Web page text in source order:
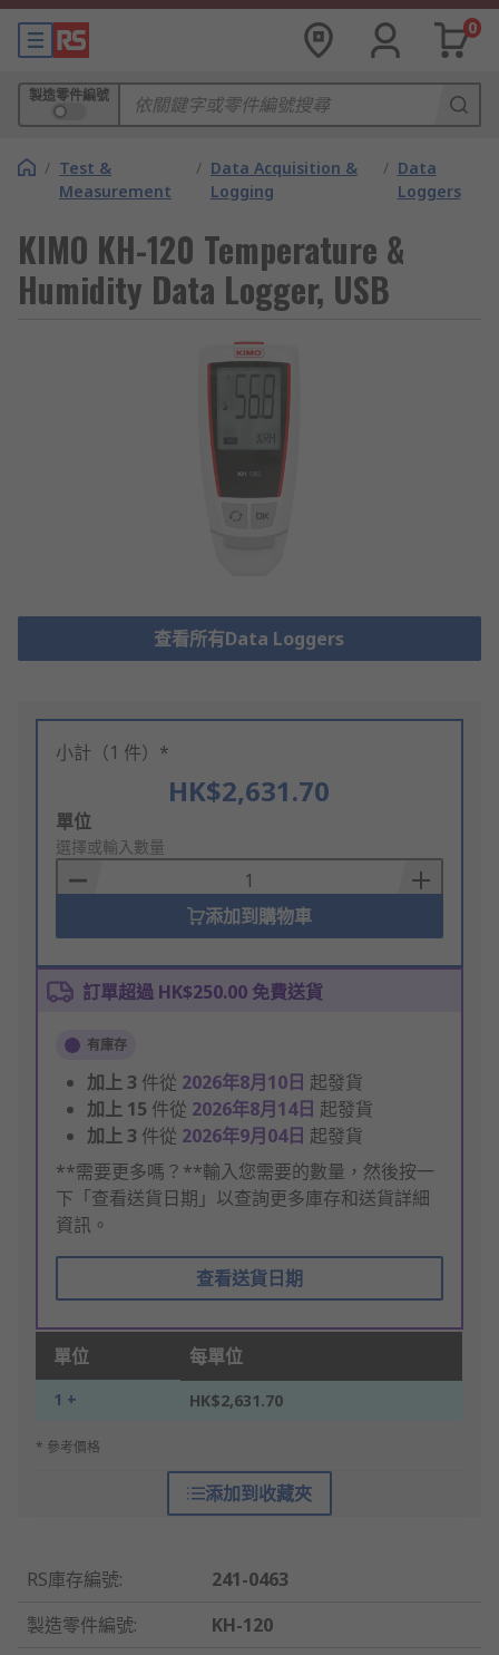
0
製造零件編號
/ Test &
Measurement
/ Data Acquisition &
Logging
/ Data
Loggers
KIMO KH-120 Temperature &
Humidity Data Logger, USB
查看所有Data Loggers
小計（1 件）*
HK$2,631.70
Add
to
Basket
單位
選擇或輸入數量
添加到購物車
訂單超過 HK$250.00 免費送貨
有庫存
加上3 件從 2026年8月10日 起發貨
加上 15 件從 2026年8月14日 起發貨
加上3 件從 2026年9月04日 起發貨
**需要更多嗎？**輸入您需要的數量，然後按一
下「查看送貨日期」以查詢更多庫存和送貨詳細
資訊。
查看送貨日期
單位 每單位
1 + HK$2,631.70
* 參考價格
添加到收藏夾
RS庫存編號:
241-0463
製造零件編號:
KH-120